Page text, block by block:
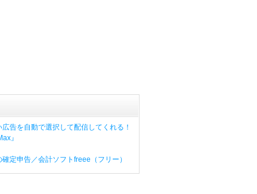
告を自動で選択して配信してくれる！
』
定申告／会計ソフトfreee（フリー）